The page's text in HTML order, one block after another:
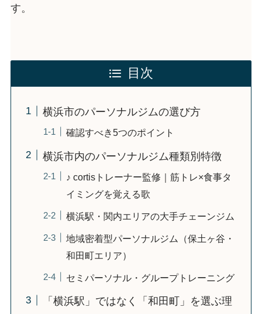
す。
目次
横浜市のパーソナルジムの選び方
確認すべき5つのポイント
横浜市内のパーソナルジム種類別特徴
♪ cortisトレーナー監修｜筋トレ×食事タ
イミングを覚える歌
横浜駅・関内エリアの大手チェーンジム
地域密着型パーソナルジム（保土ヶ谷・
和田町エリア）
セミパーソナル・グループトレーニング
「横浜駅」ではなく「和田町」を選ぶ理